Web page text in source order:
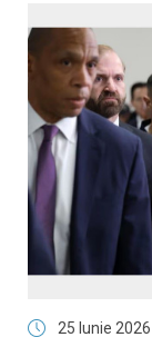
25 Iunie 2026